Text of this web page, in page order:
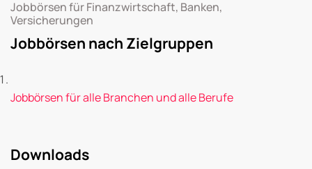
Jobbörsen für Finanzwirtschaft, Banken,
Versicherungen
Jobbörsen nach Zielgruppen
Jobbörsen für alle Branchen und alle Berufe
Downloads